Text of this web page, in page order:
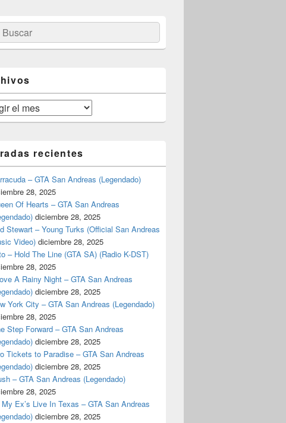
Buscar
recientes
– GTA San Andreas (Legendado)
28, 2025
Of Hearts – GTA San Andreas
diciembre 28, 2025
Stewart – Young Turks (Official San Andreas
Video) diciembre 28, 2025
– Hold The Line (GTA SA) (Radio K-DST)
28, 2025
A Rainy Night – GTA San Andreas
diciembre 28, 2025
York City – GTA San Andreas (Legendado)
28, 2025
Step Forward – GTA San Andreas
diciembre 28, 2025
Tickets to Paradise – GTA San Andreas
diciembre 28, 2025
– GTA San Andreas (Legendado)
28, 2025
Ex’s Live In Texas – GTA San Andreas
diciembre 28, 2025